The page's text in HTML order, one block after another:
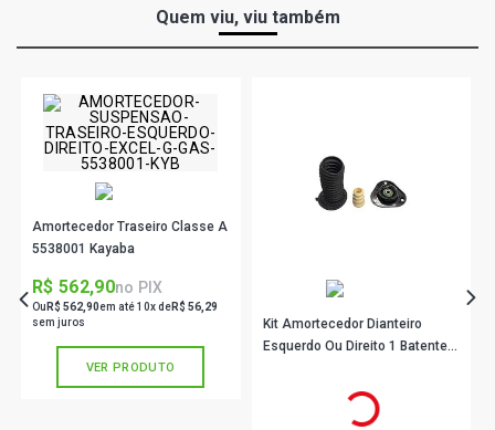
Quem viu, viu também
Amortecedor Traseiro Classe A
5538001 Kayaba
R$ 562,90no PIX
Ou R$ 562,90em até 10x deR$ 56,29
sem juros
VER PRODUTO
Kit Amortecedor Dianteiro
Esquerdo Ou Direito 1 Batente 1
Sk990S Sampel
em até 10x de